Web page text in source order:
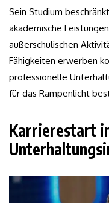
Sein Studium
akademische
außerschulischen
Fähigkeiten erwerben
professionelle
für das Rampenlicht
Karrierestart